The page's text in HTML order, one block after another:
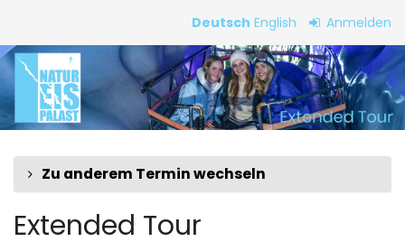
Inhalt
springen
Deutsch English Anmelden
Extended
Tour
Zu anderem Termin wechseln
Extended Tour